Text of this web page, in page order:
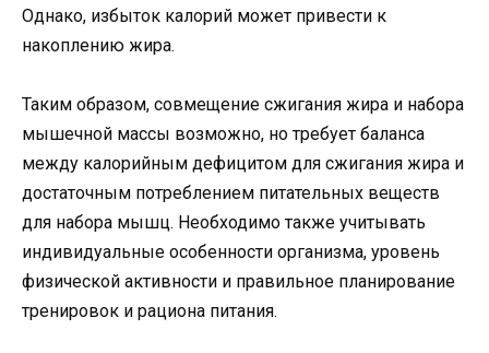
Однако, избыток калорий может привести к
накоплению жира.
Таким образом, совмещение сжигания жира и набора
мышечной массы возможно, но требует баланса
между калорийным дефицитом для сжигания жира и
достаточным потреблением питательных веществ
для набора мышц. Необходимо также учитывать
индивидуальные особенности организма, уровень
физической активности и правильное планирование
тренировок и рациона питания.